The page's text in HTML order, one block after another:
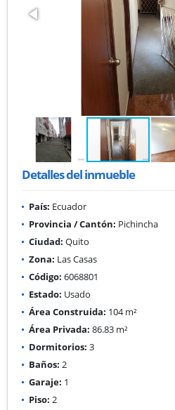
Detalles del inmueble
País: Ecuador
Provincia / Cantón: Pichincha
Ciudad: Quito
Zona: Las Casas
Código: 6068801
Estado: Usado
Área Construida: 104 m²
Área Privada: 86.83 m²
Dormitorios: 3
Baños: 2
Garaje: 1
Piso: 2